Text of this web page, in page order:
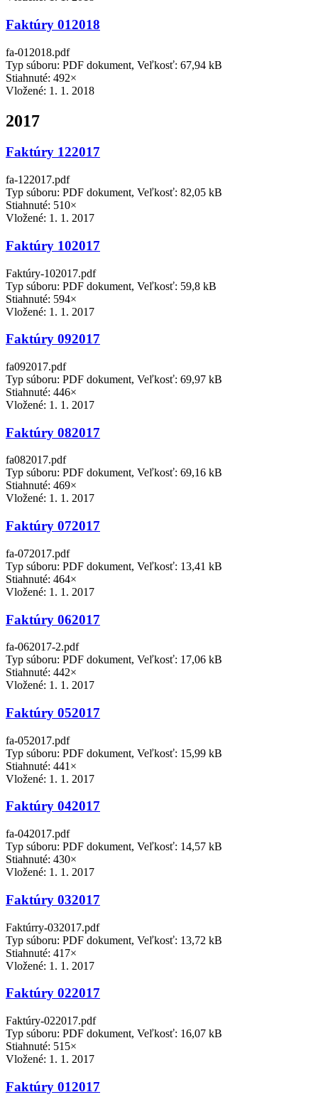
Faktúry 012018
fa-012018.pdf
Typ súboru: PDF dokument, Veľkosť: 67,94 kB
Stiahnuté: 492×
Vložené: 1. 1. 2018
2017
Faktúry 122017
fa-122017.pdf
Typ súboru: PDF dokument, Veľkosť: 82,05 kB
Stiahnuté: 510×
Vložené: 1. 1. 2017
Faktúry 102017
Faktúry-102017.pdf
Typ súboru: PDF dokument, Veľkosť: 59,8 kB
Stiahnuté: 594×
Vložené: 1. 1. 2017
Faktúry 092017
fa092017.pdf
Typ súboru: PDF dokument, Veľkosť: 69,97 kB
Stiahnuté: 446×
Vložené: 1. 1. 2017
Faktúry 082017
fa082017.pdf
Typ súboru: PDF dokument, Veľkosť: 69,16 kB
Stiahnuté: 469×
Vložené: 1. 1. 2017
Faktúry 072017
fa-072017.pdf
Typ súboru: PDF dokument, Veľkosť: 13,41 kB
Stiahnuté: 464×
Vložené: 1. 1. 2017
Faktúry 062017
fa-062017-2.pdf
Typ súboru: PDF dokument, Veľkosť: 17,06 kB
Stiahnuté: 442×
Vložené: 1. 1. 2017
Faktúry 052017
fa-052017.pdf
Typ súboru: PDF dokument, Veľkosť: 15,99 kB
Stiahnuté: 441×
Vložené: 1. 1. 2017
Faktúry 042017
fa-042017.pdf
Typ súboru: PDF dokument, Veľkosť: 14,57 kB
Stiahnuté: 430×
Vložené: 1. 1. 2017
Faktúry 032017
Faktúrry-032017.pdf
Typ súboru: PDF dokument, Veľkosť: 13,72 kB
Stiahnuté: 417×
Vložené: 1. 1. 2017
Faktúry 022017
Faktúry-022017.pdf
Typ súboru: PDF dokument, Veľkosť: 16,07 kB
Stiahnuté: 515×
Vložené: 1. 1. 2017
Faktúry 012017